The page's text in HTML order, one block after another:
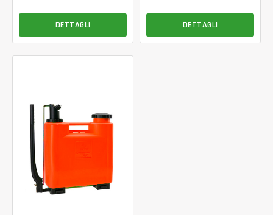
DETTAGLI DETTAGLI